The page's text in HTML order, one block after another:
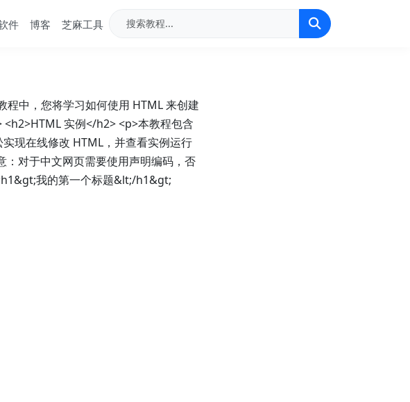
件 博客 芝麻工具
程中，您将学习如何使用 HTML 来创建
实例</h2> <p>本教程包含
现在线修改 HTML，并查看实例运行
对于中文网页需要使用声明编码，否
我的第一个标题&lt;/h1&gt;